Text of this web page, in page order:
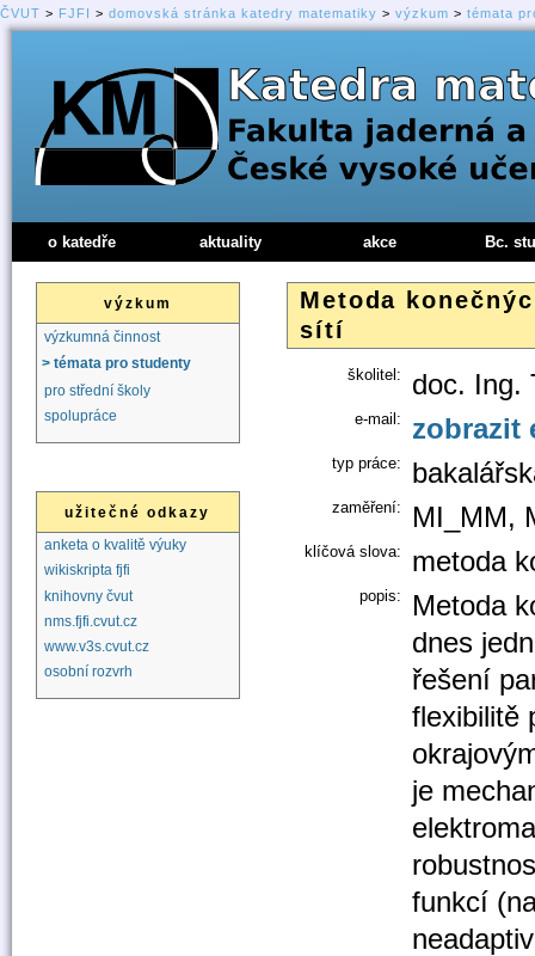
ČVUT > FJFI > domovská stránka katedry matematiky > výzkum > témata
Metoda
sítí
školitel: doc. Ing.
e-mail: zobrazit
typ práce:
zaměření: MI_MM,
klíčová slova: metoda
popis:
Metoda
dnes
řešení
flexibilitě
je
funkcí
o katedře aktuality akce Bc.
výzkum
výzkumná činnost
> témata pro studenty
pro střední školy
spolupráce
užitečné odkazy
anketa o kvalitě výuky
wikiskripta fjfi
knihovny čvut
nms.fjfi.cvut.cz
www.v3s.cvut.cz
osobní rozvrh